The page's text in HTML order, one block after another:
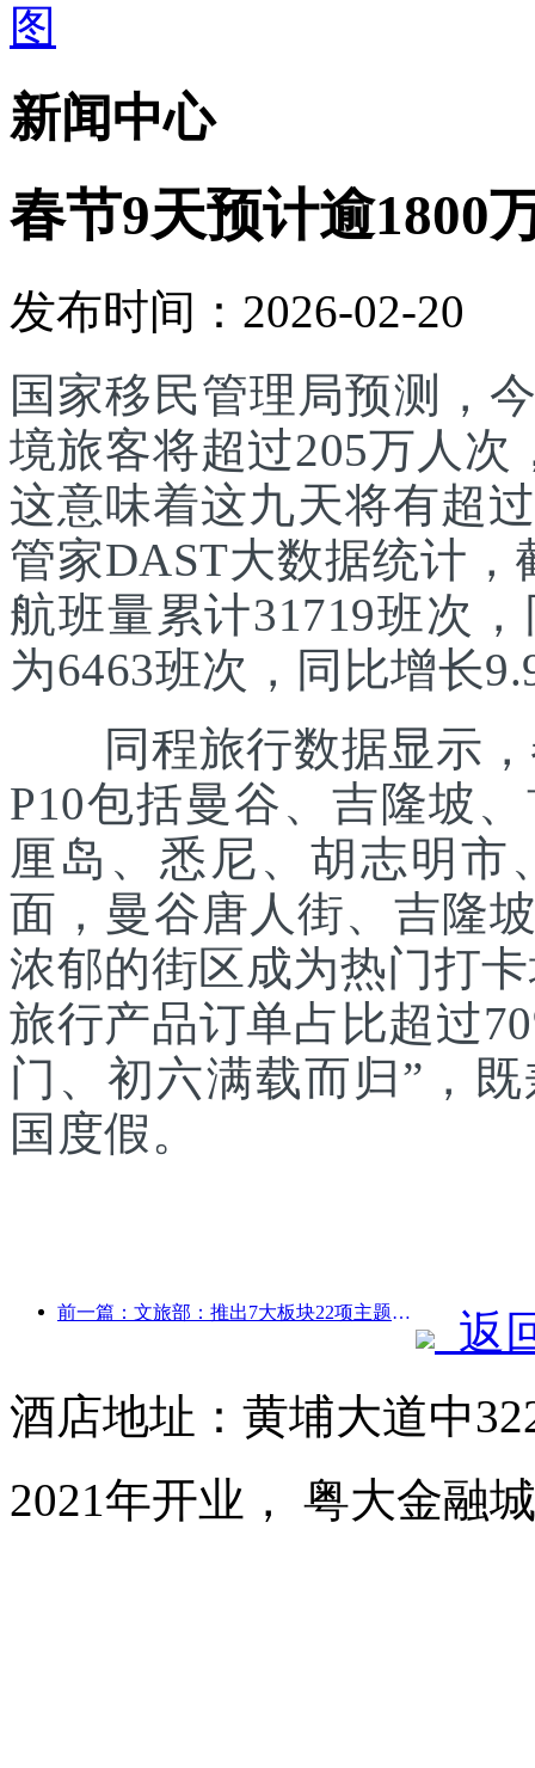
新闻中心
春节9天预计逾1800
发布时间：2026-02-20
国家移民管理局预测，
境旅客将超过205万人次
这意味着这九天将有超
管家DAST大数据统计
航班量累计31719班次
为6463班次，同比增长
同程旅行数据显示，
P10包括曼谷、吉隆坡
厘岛、悉尼、胡志明市
面，曼谷唐人街、吉隆
浓郁的街区成为热门打
旅行产品订单占比超过
门、初六满载而归”，
国度假。
前一篇：文旅部：推出7大板块22项主题活动
返
酒店地址：黄埔大道中
2021年开业， 粤大金